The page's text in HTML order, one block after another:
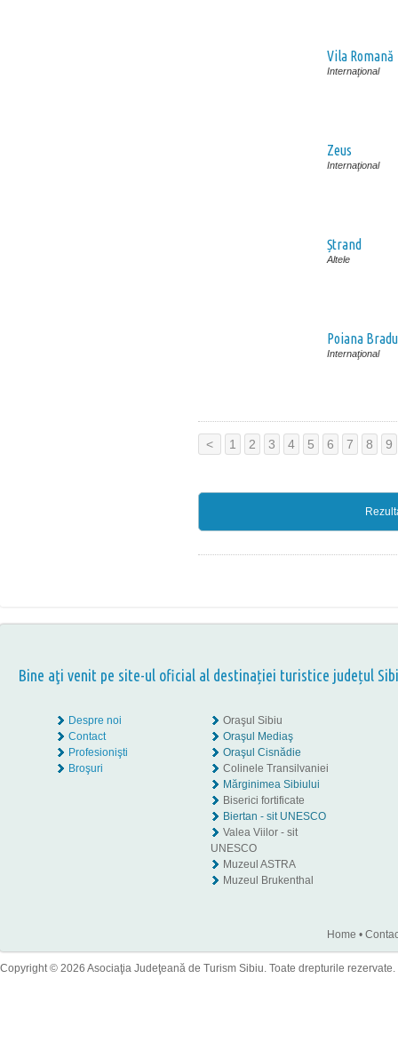
Vila Romană
Internaţional
Zeus
Internaţional
Ștrand
Altele
Poiana
Internaţional
< 1 2 3 4 5 6 7 8 9
Bine aţi venit pe site-ul oficial al destinației turistice județul
Despre noi
Contact
Profesionişti
Broşuri
Oraşul Sibiu
Oraşul Mediaş
Oraşul Cisnădie
Colinele Transilvaniei
Mărginimea Sibiului
Biserici fortificate
Biertan - sit UNESCO
Valea Viilor - sit
UNESCO
Muzeul ASTRA
Muzeul Brukenthal
Home •
Copyright © 2026 Asociaţia Judeţeană de Turism Sibiu. Toate drepturile rezervate.